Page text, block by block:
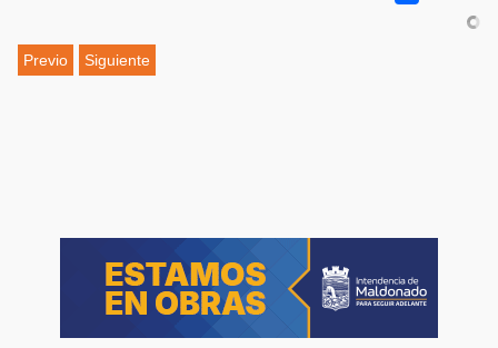
Previo Siguiente